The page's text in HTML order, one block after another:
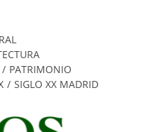
/ PATRIMONIO
/ SIGLO XX MADRID